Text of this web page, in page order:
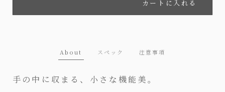
About スペック 注意事項
手の中に収まる、小さな機能美。
カートに入れる